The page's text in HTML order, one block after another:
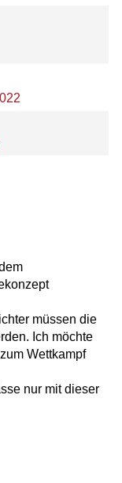
müssen die
Ich möchte
Wettkampf
nur mit dieser